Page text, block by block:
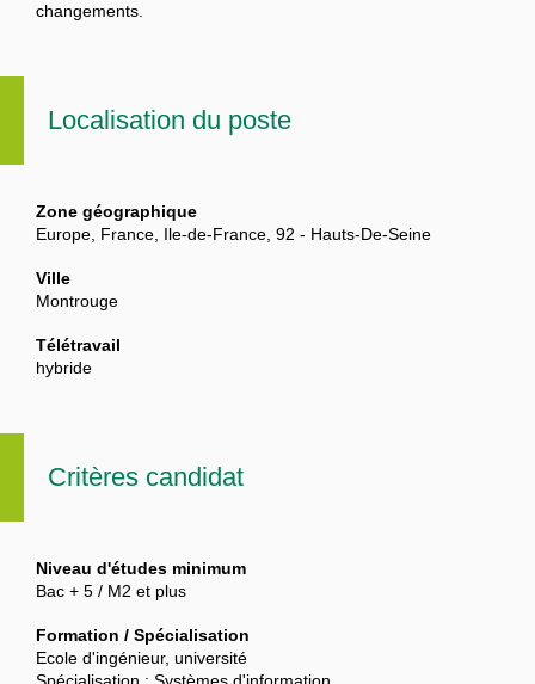
changements.
Localisation du poste
Zone géographique
Europe, France, Ile-de-France, 92 - Hauts-De-Seine
Ville
Montrouge
Télétravail
hybride
Critères candidat
Niveau d'études minimum
Bac + 5 / M2 et plus
Formation / Spécialisation
Ecole d'ingénieur, université